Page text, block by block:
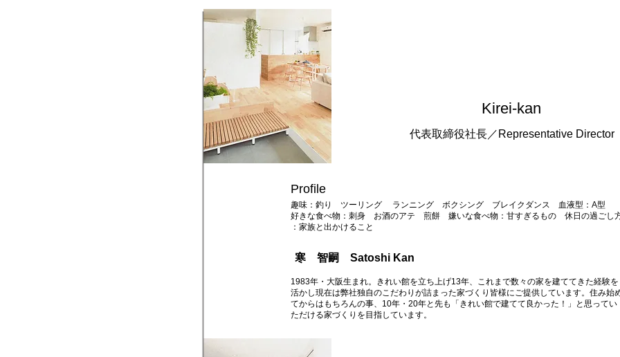
​Kirei-kan
​代表取締役社長／Representative Director
Profile
趣味：釣り ツーリング ランニング ボクシング ブレイクダンス 血液型：A型​
好きな食べ物：刺身 お酒のアテ​​ 煎餅 嫌いな食べ物：甘すぎるもの ​休日の過ごし
：家族と出かけること
​寒 智嗣 Satoshi Kan
1983年・大阪生まれ。きれい館を立ち上げ13年、 これまで数々の家を建ててきた経験を
活かし現在は弊社独自のこだわりが詰まった家づくり皆様にご提供しています。住み始
てからはもちろんの事、10年・20年と先も「きれい館で建てて良かった！」と思ってい
ただける家づくりを目指しています。